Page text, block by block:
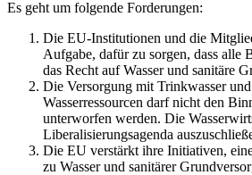
Es geht um folgende Forderungen:
Die EU-Institutionen und die
Aufgabe, dafür zu sorgen, dass alle
das Recht auf Wasser und sanitäre
Die Versorgung mit Trinkwasser
Wasserressourcen darf nicht den
unterworfen werden. Die
Liberalisierungsagenda
Die EU verstärkt ihre Initiativen,
zu Wasser und sanitärer